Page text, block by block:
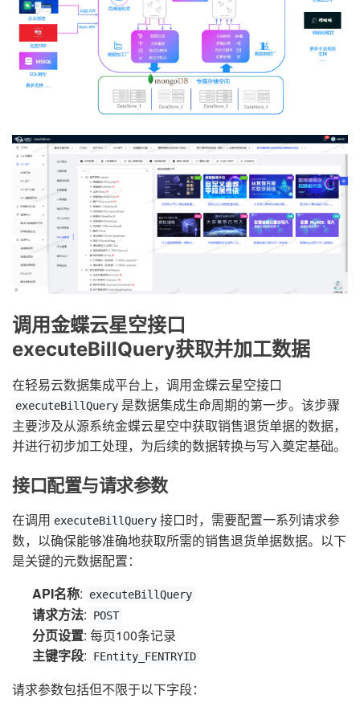
调用金蝶云星空接口
executeBillQuery获取并加工数据
在轻易云数据集成平台上，调用金蝶云星空接口
executeBillQuery 是数据集成生命周期的第一步。该步骤
主要涉及从源系统金蝶云星空中获取销售退货单据的数据，
并进行初步加工处理，为后续的数据转换与写入奠定基础。
接口配置与请求参数
在调用 executeBillQuery 接口时，需要配置一系列请求参
数，以确保能够准确地获取所需的销售退货单据数据。以下
是关键的元数据配置：
API名称: executeBillQuery
请求方法: POST
分页设置: 每页100条记录
主键字段: FEntity_FENTRYID
请求参数包括但不限于以下字段：